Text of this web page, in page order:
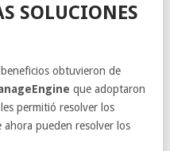
SOLUCIONES
obtuvieron de
que adoptaron
permitió resolver los
pueden resolver los